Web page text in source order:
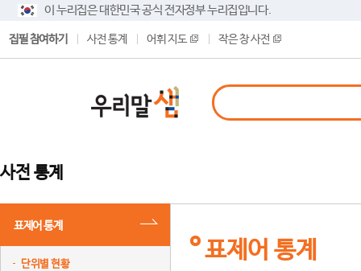
이 누리집은 대한민국 공식 전자정부 누리집입니다.
집필 참여하기 사전 통계 어휘 지도 작은 창 사전
사전 통계
표제어 통계
단위별 현황
표제어 통계